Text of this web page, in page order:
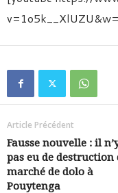
Article Précédent
Fausse nouvelle : il
pas eu de destruction
marché de dolo à
Pouytenga